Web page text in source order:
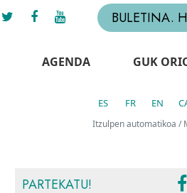
BULETINA.
AGENDA GUK
ES FR EN
Itzulpen automatikoa /
PARTEKATU!